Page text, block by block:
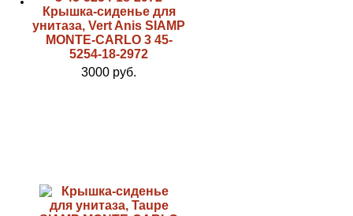
Крышка-сиденье для
унитаза, Vert Anis SIAMP
MONTE-CARLO 3 45-
5254-18-2972
3000 руб.